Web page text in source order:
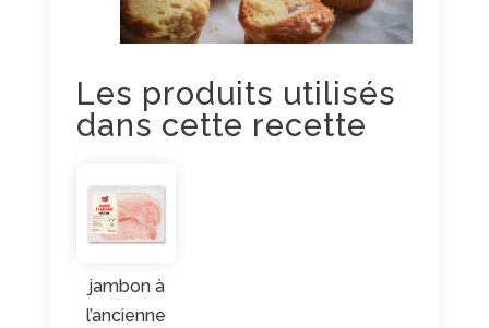
Les produits utilisés
dans cette recette
jambon à
l’ancienne